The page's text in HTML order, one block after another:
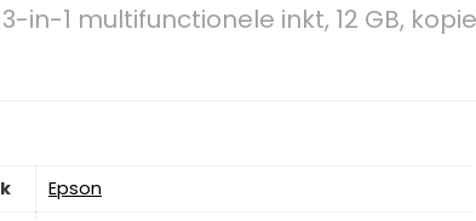
3-in-1 multifunctionele inkt, 12 GB,
‎Epson